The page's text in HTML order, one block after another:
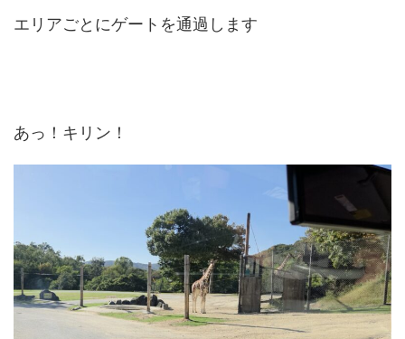
エリアごとにゲートを通過します
あっ！キリン！